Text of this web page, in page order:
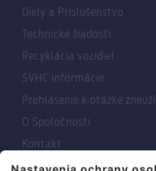
Diely a Príslušenstvo
Technické žiadosti
Recyklácia vozidiel
SVHC informácie
Prehlásenie k otázke
O Spoločnosti
Kontakt